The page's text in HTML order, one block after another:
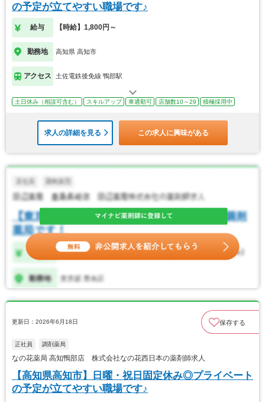
の予定が立てやすい職場です♪
給与 【時給】1,800円～
勤務地 高知県 高知市
アクセス 土佐電鉄後免線 鴨部駅
土日休み（相談可含む） スキルアップ 車通勤可 店舗数10～29 積極採用中
求人の詳細を見る この求人に興味がある
更新日：2026年6月18日 保存する
正社員 調剤薬局
なの花薬局 高知鴨部店 株式会社なの花西日本の薬剤師求人
【高知県高知市】日曜・祝日固定休み◎プライベート
の予定が立てやすい職場です♪